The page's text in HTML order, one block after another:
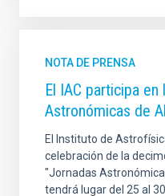
NOTA DE PRENSA
El IAC participa
Astronómicas de
El Instituto de
celebración de la
"Jornadas
tendrá lugar del 25 al